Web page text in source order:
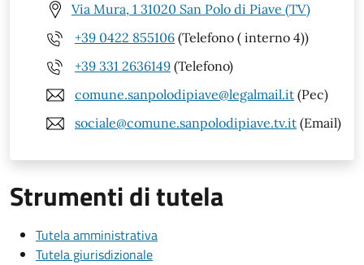
Via Mura, 1 31020 San Polo di Piave (TV)
+39 0422 855106 (Telefono ( interno 4))
+39 331 2636149 (Telefono)
comune.sanpolodipiave@legalmail.it (Pec)
sociale@comune.sanpolodipiave.tv.it (Email)
Strumenti di tutela
Tutela amministrativa
Tutela giurisdizionale